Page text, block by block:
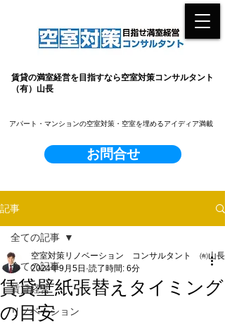
賃貸の満室経営を目指すなら空室対策コンサルタント
（有）山長
お問合せ
​アパート・マンションの空室対策・空室を埋めるアイディア満載
記事
全ての記事
賃貸経営
リノベーション
全ての記事
賃貸壁紙張替えタイミング
の目安
空室対策リノベーション コンサルタント ㈲山長
2024年9月5日 読了時間: 6分